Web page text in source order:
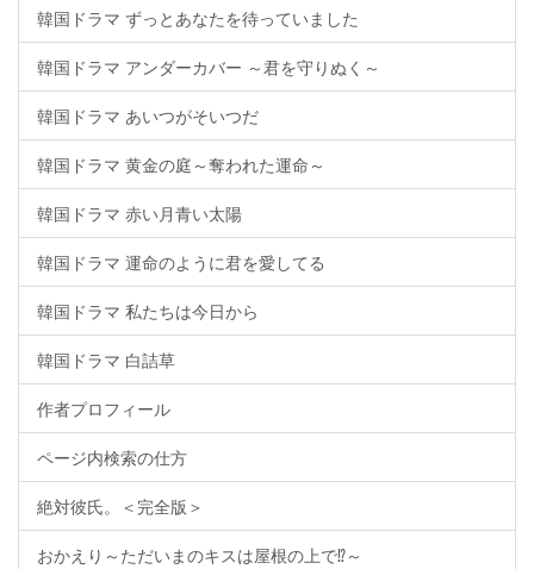
韓国ドラマ ずっとあなたを待っていました
韓国ドラマ アンダーカバー ～君を守りぬく～
韓国ドラマ あいつがそいつだ
韓国ドラマ 黄金の庭～奪われた運命～
韓国ドラマ 赤い月青い太陽
韓国ドラマ 運命のように君を愛してる
韓国ドラマ 私たちは今日から
韓国ドラマ 白詰草
作者プロフィール
ページ内検索の仕方
絶対彼氏。＜完全版＞
おかえり～ただいまのキスは屋根の上で⁉～